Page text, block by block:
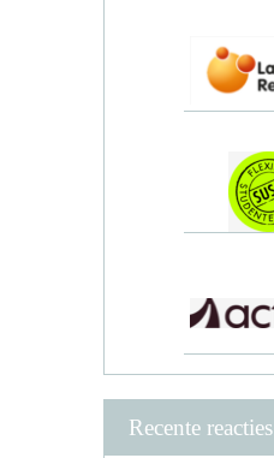
Recente reacties